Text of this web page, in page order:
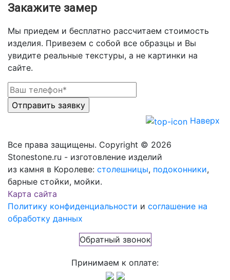
Закажите замер
Мы приедем и бесплатно рассчитаем стоимость
изделия. Привезем с собой все образцы и Вы
увидите реальные текстуры, а не картинки на
сайте.
Наверх
Все права защищены. Copyright © 2026
Stonestone.ru - изготовление изделий
из камня в Королеве: столешницы, подоконники,
барные стойки, мойки.
Карта сайта
Политику конфиденциальности и соглашение на
обработку данных
Обратный звонок
Принимаем к оплате: